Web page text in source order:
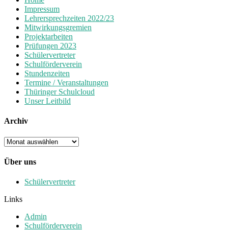
Impressum
Lehrersprechzeiten 2022/23
Mitwirkungsgremien
Projektarbeiten
Prüfungen 2023
Schülervertreter
Schulförderverein
Stundenzeiten
Termine / Veranstaltungen
Thüringer Schulcloud
Unser Leitbild
Archiv
Archiv
Über uns
Schülervertreter
Links
Admin
Schulförderverein